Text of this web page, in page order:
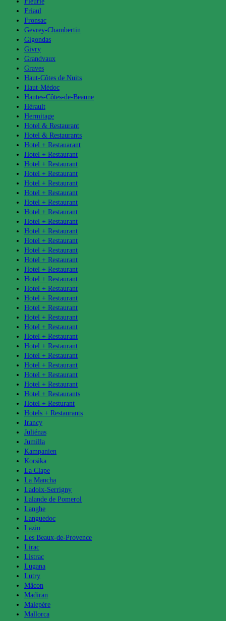
Friaul
Fronsac
Gevrey-Chambertin
Gigondas
Givry
Grandvaux
Graves
Haut-Côtes de Nuits
Haut-Médoc
Hautes-Côtes-de-Beaune
Hérault
Hermitage
Hotel & Restaurant
Hotel & Restaurants
Hotel + Restauarant
Hotel + Restaurant
Hotel + Restaurant
Hotel + Restaurant
Hotel + Restaurant
Hotel + Restaurant
Hotel + Restaurant
Hotel + Restaurant
Hotel + Restaurant
Hotel + Restaurant
Hotel + Restaurant
Hotel + Restaurant
Hotel + Restaurant
Hotel + Restaurant
Hotel + Restaurant
Hotel + Restaurant
Hotel + Restaurant
Hotel + Restaurant
Hotel + Restaurant
Hotel + Restaurant
Hotel + Restaurant
Hotel + Restaurant
Hotel + Restaurant
Hotel + Restaurant
Hotel + Restaurant
Hotel + Restaurant
Hotel + Restaurants
Hotel + Resturant
Hotels + Restaurants
Irancy
Juliénas
Jumilla
Kampanien
Korsika
La Clape
La Mancha
Ladoix-Serrigny
Lalande de Pomerol
Langhe
Languedoc
Lazio
Les Beaux-de-Provence
Lirac
Listrac
Lugana
Lutry
Mâcon
Madiran
Malepère
Mallorca